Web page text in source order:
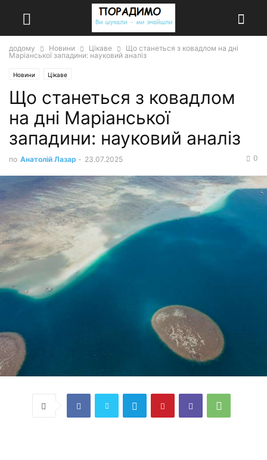
додому Новини Цікаве
Що станеться з ковадлом на дні
Маріанської западини: науковий аналіз
Новини Цікаве
Що станеться з ковадлом
на дні Маріанської
западини: науковий аналіз
по Анатолій Лазар - 23.07.2025 0